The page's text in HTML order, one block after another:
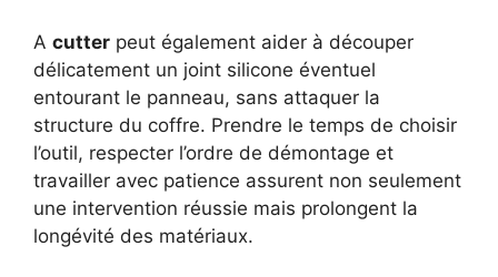
A cutter peut également aider à découper
délicatement un joint silicone éventuel
entourant le panneau, sans attaquer la
structure du coffre. Prendre le temps de choisir
l’outil, respecter l’ordre de démontage et
travailler avec patience assurent non seulement
une intervention réussie mais prolongent la
longévité des matériaux.